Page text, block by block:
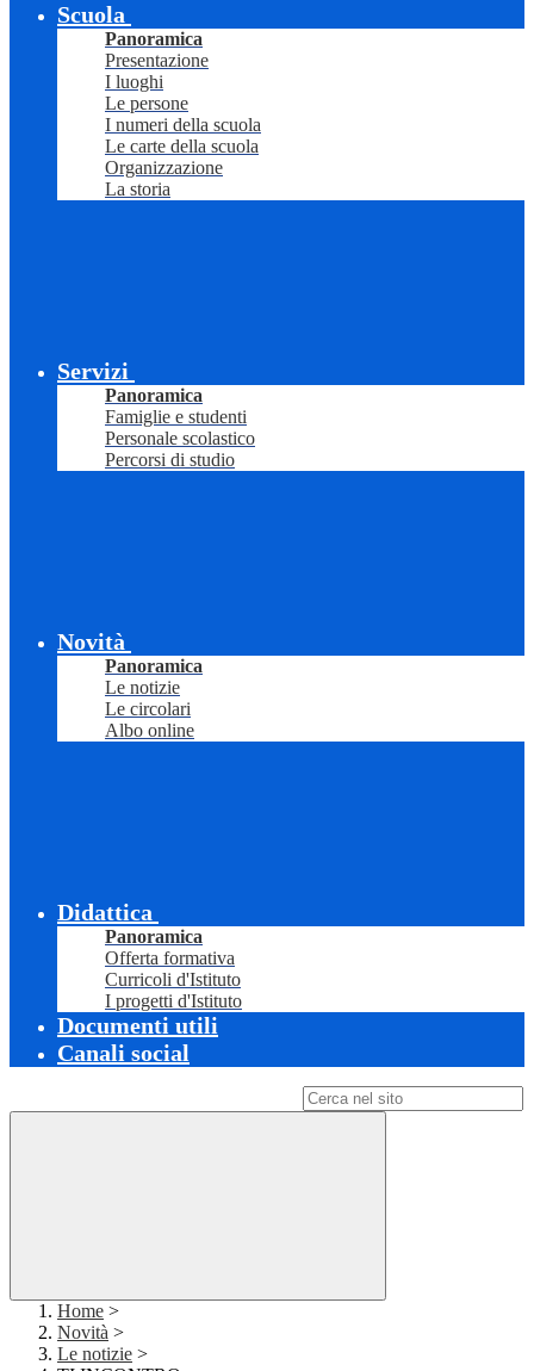
Scuola
Panoramica
Presentazione
I luoghi
Le persone
I numeri della scuola
Le carte della scuola
Organizzazione
La storia
Servizi
Panoramica
Famiglie e studenti
Personale scolastico
Percorsi di studio
Novità
Panoramica
Le notizie
Le circolari
Albo online
Didattica
Panoramica
Offerta formativa
Curricoli d'Istituto
I progetti d'Istituto
Documenti utili
Canali social
Home >
Novità >
Le notizie >